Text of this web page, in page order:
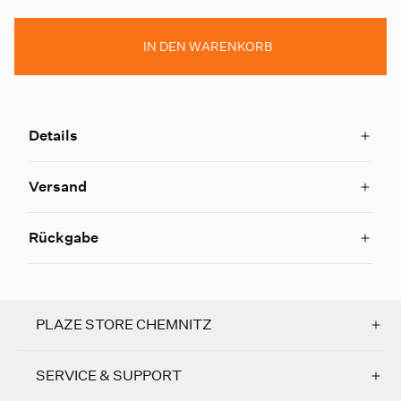
IN DEN WARENKORB
Details
Versand
Rückgabe
PLAZE STORE CHEMNITZ
SERVICE & SUPPORT